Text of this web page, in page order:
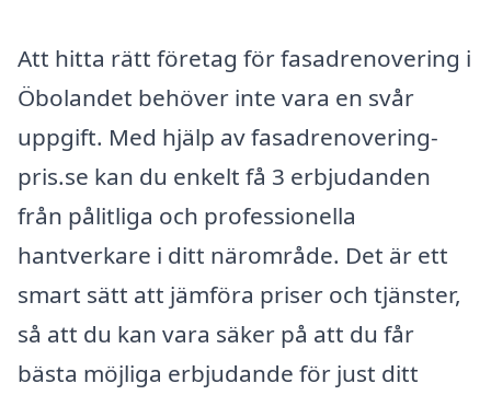
Att hitta rätt företag för fasadrenovering i
Öbolandet behöver inte vara en svår
uppgift. Med hjälp av fasadrenovering-
pris.se kan du enkelt få 3 erbjudanden
från pålitliga och professionella
hantverkare i ditt närområde. Det är ett
smart sätt att jämföra priser och tjänster,
så att du kan vara säker på att du får
bästa möjliga erbjudande för just ditt